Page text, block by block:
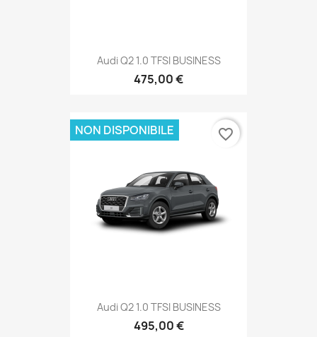
Audi Q2 1.0 TFSI BUSINESS
475,00 €
Audi Q2 1.0 TFSI BUSINESS
495,00 €
NON DISPONIBILE favorite_border